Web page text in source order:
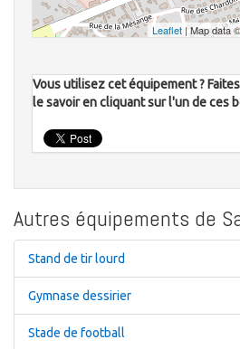
Leaflet | Map data ©
Vous utilisez cet équipement ? Faites
le savoir en cliquant sur l'un de ces
Autres équipements de
Stand de tir lourd
Gymnase dessirier
Stade de football